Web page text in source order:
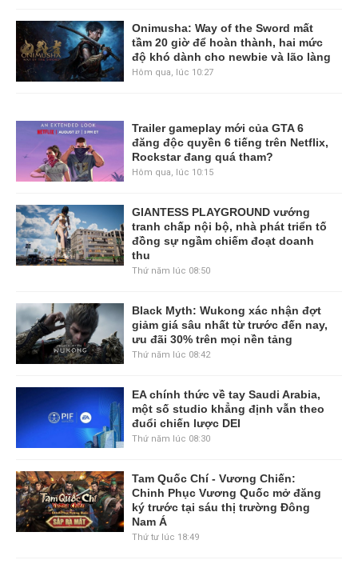
Onimusha: Way of the Sword mất
tầm 20 giờ để hoàn thành, hai mức
độ khó dành cho newbie và lão làng
Hôm qua, lúc 10:27
Trailer gameplay mới của GTA 6
đăng độc quyền 6 tiếng trên Netflix,
Rockstar đang quá tham?
Hôm qua, lúc 10:15
GIANTESS PLAYGROUND vướng
tranh chấp nội bộ, nhà phát triển tố
đồng sự ngầm chiếm đoạt doanh
thu
Thứ năm lúc 08:50
Black Myth: Wukong xác nhận đợt
giảm giá sâu nhất từ trước đến nay,
ưu đãi 30% trên mọi nền tảng
Thứ năm lúc 08:42
EA chính thức về tay Saudi Arabia,
một số studio khẳng định vẫn theo
đuổi chiến lược DEI
Thứ năm lúc 08:30
Tam Quốc Chí - Vương Chiến:
Chinh Phục Vương Quốc mở đăng
ký trước tại sáu thị trường Đông
Nam Á
Thứ tư lúc 18:49